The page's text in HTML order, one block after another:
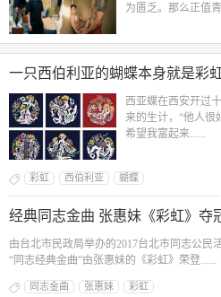
为匮乏。那么正值
一只西伯利亚的蝴蝶本身就是彩
西亚蝶在西安开过
来的生计，“他人很
希望我富起来......
彩虹 西伯利亚 蝴蝶
经典同志金曲 张惠妹《彩虹》夺
由台北市民政局举办的2017台北市同志公民
“同志经典金曲”由张惠妹的《彩虹》荣登......
同志金曲 张惠妹 彩虹